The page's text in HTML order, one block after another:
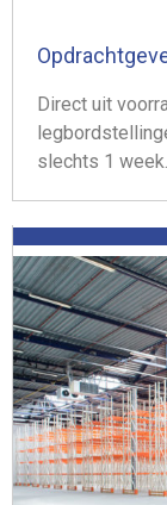
Direct uit
slechts 1 week.